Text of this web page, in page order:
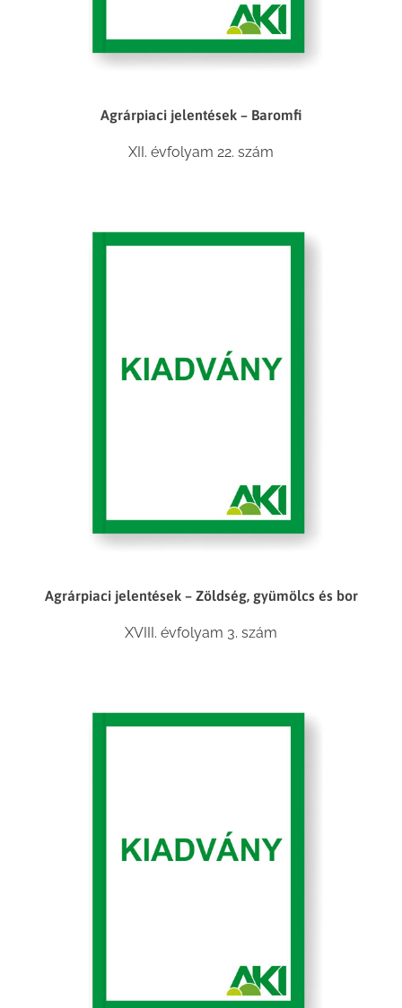
Agrárpiaci jelentések – Baromfi
XII. évfolyam 22. szám
Agrárpiaci jelentések – Zöldség, gyümölcs és bor
XVIII. évfolyam 3. szám